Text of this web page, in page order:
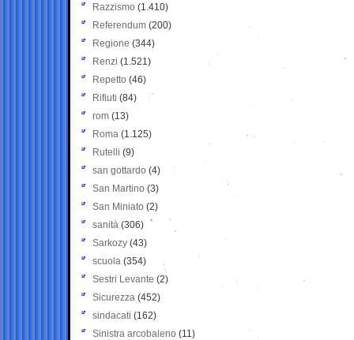
Razzismo (1.410)
Referendum (200)
Regione (344)
Renzi (1.521)
Repetto (46)
Rifiuti (84)
rom (13)
Roma (1.125)
Rutelli (9)
san gottardo (4)
San Martino (3)
San Miniato (2)
sanità (306)
Sarkozy (43)
scuola (354)
Sestri Levante (2)
Sicurezza (452)
sindacati (162)
Sinistra arcobaleno (11)